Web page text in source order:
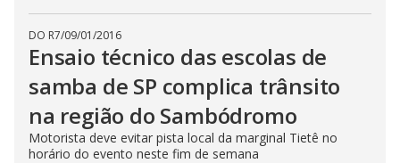
DO R7/09/01/2016
Ensaio técnico das escolas de
samba de SP complica trânsito
na região do Sambódromo
Motorista deve evitar pista local da marginal Tietê no
horário do evento neste fim de semana